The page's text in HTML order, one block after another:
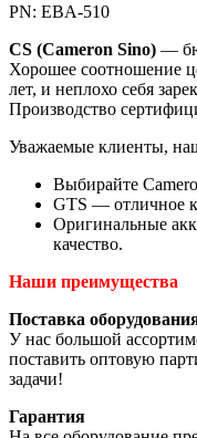
PN: EBA-510
CS (Cameron Sino) —
Хорошее соотношение
лет, и неплохо себя
Производство
Уважаемые клиенты,
Выбирайте
GTS — отличное
Оригинальные
качество.
Наши преимущества
Поставка
У нас большой
поставить оптовую
задачи!
Гарантия